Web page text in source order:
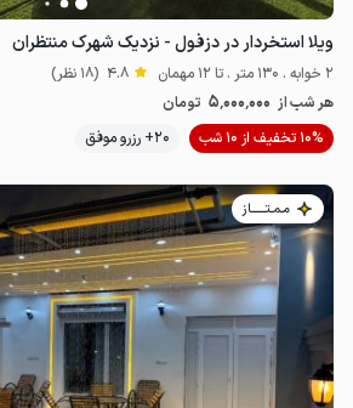
ویلا استخردار در دزفول - نزدیک شهرک منتظران
2 خوابه . 130 متر . تا 12 مهمان 4.8 (18 نظر)
هر شب از 5٬000٬000 تومان
10% تخفیف از 10 شب
20+ رزرو موفق
مـمـتــــــاز